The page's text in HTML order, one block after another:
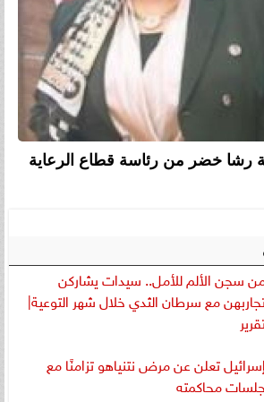
رشا خضر من رئاسة قطاع الرعاية
سجن الألم للأمل.. سيدات يشاركن
مع سرطان الثدي خلال شهر التوعية|
إسرائيل تعلن عن مرض نتنياهو تزامنًا مع
جلسات محاكمته